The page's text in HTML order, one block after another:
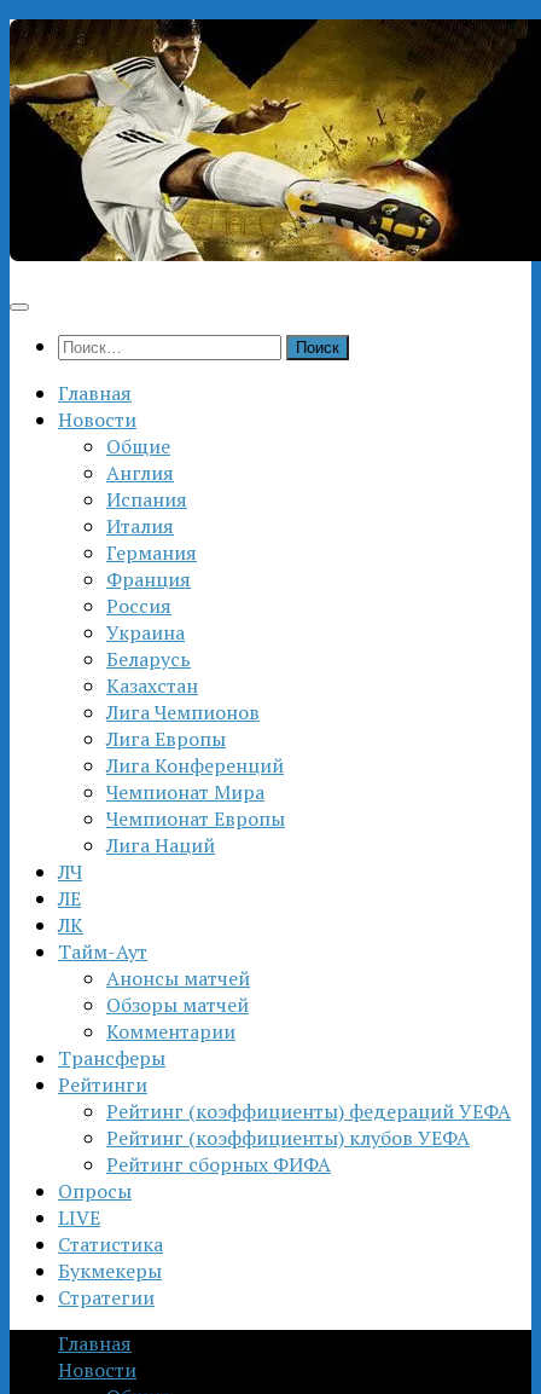
Перейти
к
содержимому
Найти:
Главная
Новости
Общие
Англия
Испания
Италия
Германия
Франция
Россия
Украина
Беларусь
Казахстан
Лига Чемпионов
Лига Европы
Лига Конференций
Чемпионат Мира
Чемпионат Европы
Лига Наций
ЛЧ
ЛЕ
ЛК
Тайм-Аут
Анонсы матчей
Обзоры матчей
Комментарии
Трансферы
Рейтинги
Рейтинг (коэффициенты) федераций УЕФА
Рейтинг (коэффициенты) клубов УЕФА
Рейтинг сборных ФИФА
Опросы
LIVE
Статистика
Букмекеры
Стратегии
Главная
Новости